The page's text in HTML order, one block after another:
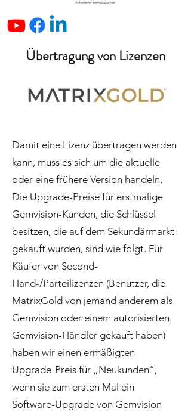
Übertragung von Lizenzen
Damit eine Lizenz übertragen werden
kann, muss es sich um die aktuelle
oder eine frühere Version handeln.
Die Upgrade-Preise für erstmalige
Gemvision-Kunden, die Schlüssel
besitzen, die auf dem Sekundärmarkt
gekauft wurden, sind wie folgt. Für
Käufer von Second-
Hand-/Parteilizenzen (Benutzer, die
MatrixGold von jemand anderem als
Gemvision oder einem autorisierten
Gemvision-Händler gekauft haben)
haben wir einen ermäßigten
Upgrade-Preis für „Neukunden“,
wenn sie zum ersten Mal ein
Software-Upgrade von Gemvision